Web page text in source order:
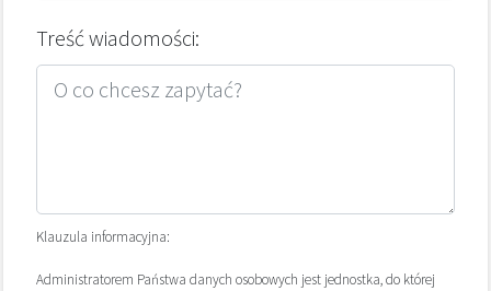
Treść wiadomości:
Klauzula informacyjna:
Administratorem Państwa danych osobowych jest jednostka, do której